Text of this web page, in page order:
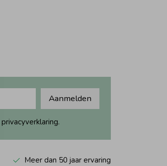
Aanmelden
Meer dan 50 jaar ervaring